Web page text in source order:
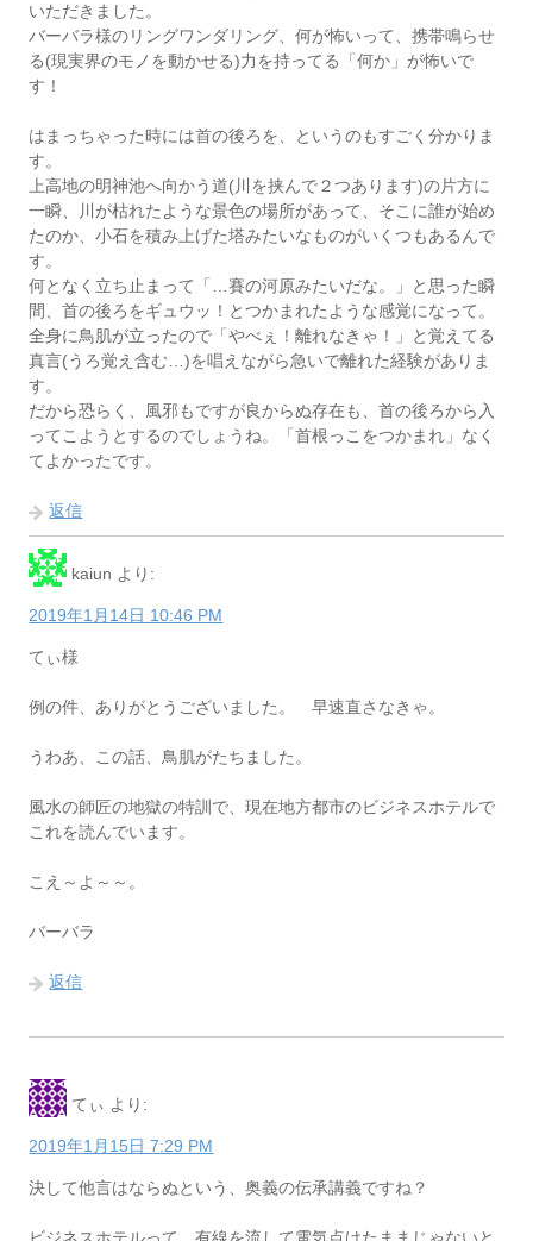
いただきました。
バーバラ様のリングワンダリング、何が怖いって、携帯鳴らせ
る(現実界のモノを動かせる)力を持ってる「何か」が怖いで
す！
はまっちゃった時には首の後ろを、というのもすごく分かりま
す。
上高地の明神池へ向かう道(川を挟んで２つあります)の片方に
一瞬、川が枯れたような景色の場所があって、そこに誰が始め
たのか、小石を積み上げた塔みたいなものがいくつもあるんで
す。
何となく立ち止まって「…賽の河原みたいだな。」と思った瞬
間、首の後ろをギュウッ！とつかまれたような感覚になって。
全身に鳥肌が立ったので「やべぇ！離れなきゃ！」と覚えてる
真言(うろ覚え含む…)を唱えながら急いで離れた経験がありま
す。
だから恐らく、風邪もですが良からぬ存在も、首の後ろから入
ってこようとするのでしょうね。「首根っこをつかまれ」なく
てよかったです。
返信
kaiun より:
2019年1月14日 10:46 PM
てぃ様
例の件、ありがとうございました。 早速直さなきゃ。
うわあ、この話、鳥肌がたちました。
風水の師匠の地獄の特訓で、現在地方都市のビジネスホテルで
これを読んでいます。
こえ～よ～～。
バーバラ
返信
てぃ より:
2019年1月15日 7:29 PM
決して他言はならぬという、奥義の伝承講義ですね？